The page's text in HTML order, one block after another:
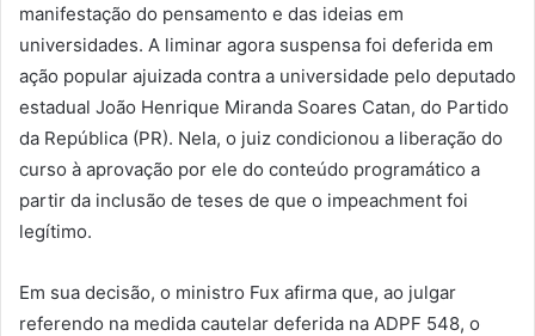
manifestação do pensamento e das ideias em
universidades. A liminar agora suspensa foi deferida em
ação popular ajuizada contra a universidade pelo deputado
estadual João Henrique Miranda Soares Catan, do Partido
da República (PR). Nela, o juiz condicionou a liberação do
curso à aprovação por ele do conteúdo programático a
partir da inclusão de teses de que o impeachment foi
legítimo.
Em sua decisão, o ministro Fux afirma que, ao julgar
referendo na medida cautelar deferida na ADPF 548, o